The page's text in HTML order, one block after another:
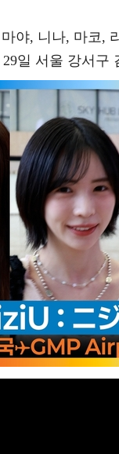
야, 니나, 마코,
29일 서울 강서